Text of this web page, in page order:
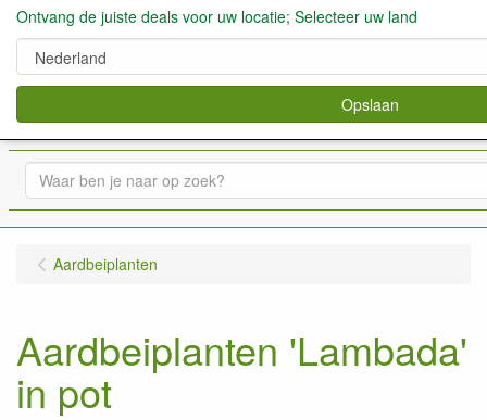
verkoop fruitbomen, bessen,aardbeien enz. 0
Aardbeiplanten
Aardbeiplanten 'Lambada'
in pot
Ontvang de juiste deals voor uw locatie; Selecteer uw land
Opslaan